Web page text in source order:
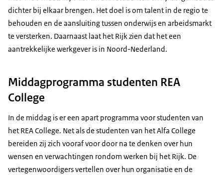
dichter bij elkaar brengen. Het doel is om talent in de regio te
behouden en de aansluiting tussen onderwijs en arbeidsmarkt
te versterken. Daarnaast laat het Rijk zien dat het een
aantrekkelijke werkgever is in Noord-Nederland.
Middagprogramma studenten REA
College
In de middag is er een apart programma voor studenten van
het REA College. Net als de studenten van het Alfa College
bereiden zij zich vooraf voor door na te denken over hun
wensen en verwachtingen rondom werken bij het Rijk. De
vertegenwoordigers vertellen over hun organisatie en de